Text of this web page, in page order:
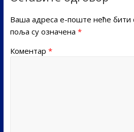
Ваша адреса е-поште неће бити
поља су означена *
Коментар *